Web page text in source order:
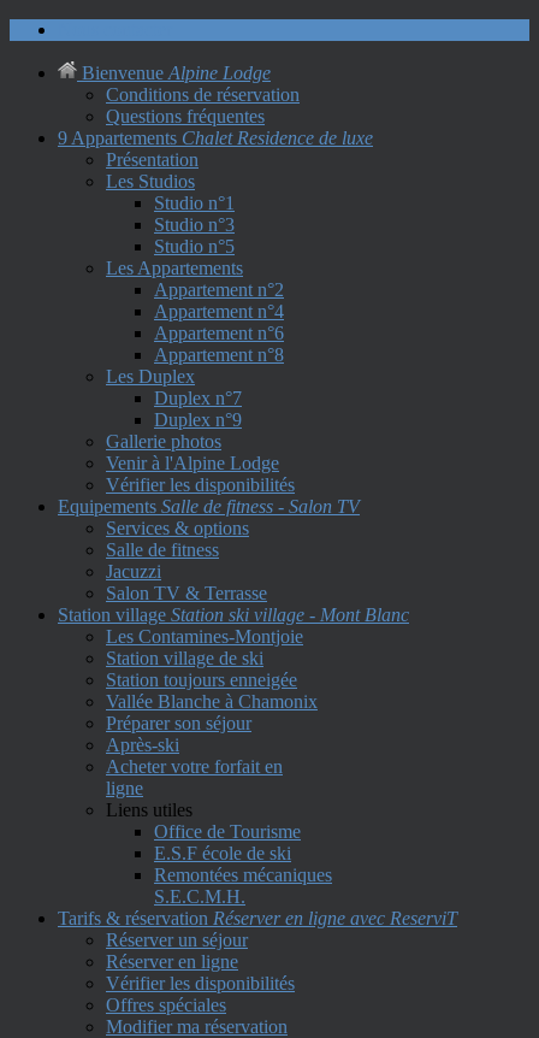
Bienvenue Alpine Lodge
Conditions de réservation
Questions fréquentes
9 Appartements Chalet Residence de luxe
Présentation
Les Studios
Studio n°1
Studio n°3
Studio n°5
Les Appartements
Appartement n°2
Appartement n°4
Appartement n°6
Appartement n°8
Les Duplex
Duplex n°7
Duplex n°9
Gallerie photos
Venir à l'Alpine Lodge
Vérifier les disponibilités
Equipements Salle de fitness - Salon TV
Services & options
Salle de fitness
Jacuzzi
Salon TV & Terrasse
Station village Station ski village - Mont Blanc
Les Contamines-Montjoie
Station village de ski
Station toujours enneigée
Vallée Blanche à Chamonix
Préparer son séjour
Après-ski
Acheter votre forfait en
ligne
Liens utiles
Office de Tourisme
E.S.F école de ski
Remontées mécaniques
S.E.C.M.H.
Tarifs & réservation Réserver en ligne avec ReserviT
Réserver un séjour
Réserver en ligne
Vérifier les disponibilités
Offres spéciales
Modifier ma réservation